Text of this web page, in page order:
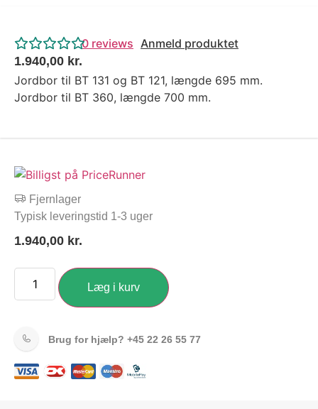
0 reviews Anmeld produktet
1.940,00 kr.
Jordbor til BT 131 og BT 121, længde 695 mm.
Jordbor til BT 360, længde 700 mm.
Fjernlager
Typisk leveringstid 1-3 uger
1.940,00 kr.
Læg i kurv
Brug for hjælp? +45 22 26 55 77